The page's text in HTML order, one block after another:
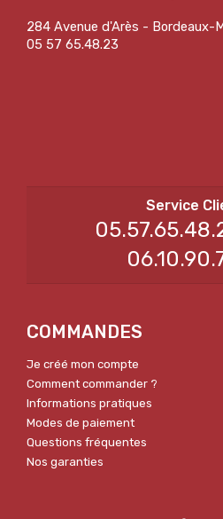
284 Avenue d'Arès - Bordeaux-
05 57 65.48.23
COMMANDES
Je créé mon compte
Comment commander ?
Informations pratiques
Modes de paiement
Questions fréquentes
Nos garanties